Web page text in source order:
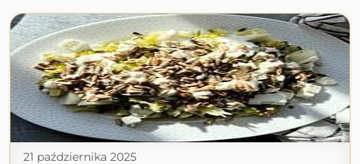
21 października 2025